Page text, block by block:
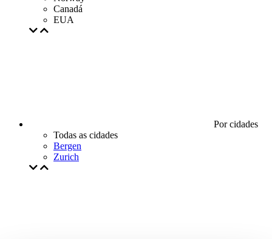
Canadá
EUA
Por cidades
Todas as cidades
Bergen
Zurich